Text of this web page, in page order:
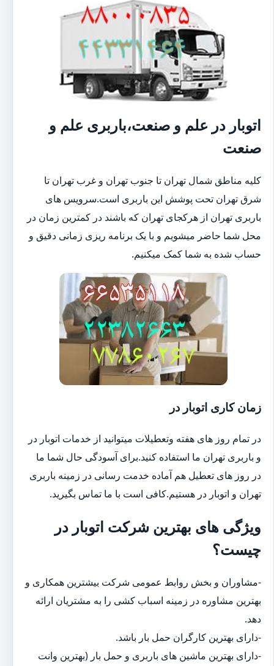
اتوبار در علم و صنعت،باربری علم و
صنعت
کلیه مناطق شمال تهران تا جنوب تهران و غرب تهران تا
شرق تهران تحت پوشش این باربری است.سرویس های
باربری تهران از هرکجای تهران که باشند در کمترین زمان در
محل شما حاضر میشویم و با یک برنامه ریزی زمانی دقیق و
حساب شده به شما کمک میکنیم.
زمان کاری اتوبار در
در تمام روز های هفته وتعطیلات میتوانید از خدمات اتوبار در
و باربری تهران ما استفاده کنید.برای آسودگی حال شما ما
در روز های تعطیل هم آماده خدمت رسانی در زمینه باربری
تهران و اتوبار در هستیم.کافی است با ما تماس بگیرید.
ویژگی های بهترین شرکت اتوبار در
چیست؟
-مشاوران و بخش روابط عمومی شرکت بیشترین همکاری و
بهترین مشاوره در زمینه اسباب کشی را به مشتریان ارائه
دهد.
-دارای بهترین کارگران حمل بار باشد.
-دارای بهترین ماشین های باربری و حمل بار (بهترین وانت